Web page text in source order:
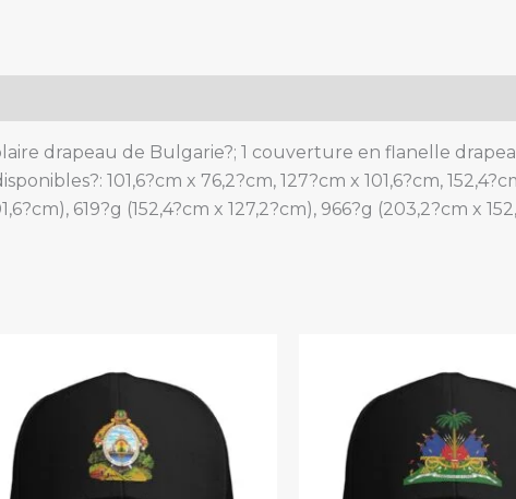
drapeau de Bulgarie?; 1 couverture en flanelle
101,6?cm x 76,2?cm, 127?cm x 101,6?cm,
619?g (152,4?cm x 127,2?cm), 966?g (203,2?cm x